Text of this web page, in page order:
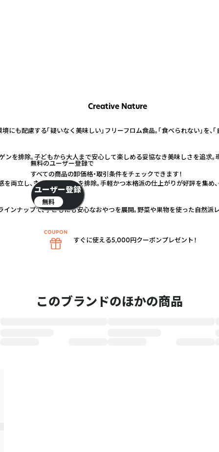
Creative Nature
も配慮する「疑いなく美味しい」フリーフロム食品。「食べられない」を、「
を排除。子どもから大人まで安心して楽しめる妥協なき美味しさを追求
両立し、主要アレルゲンを排除。手軽かつ本格派の仕上がりが好評を集め
ンナップで、子どもにも安心なおやつを展開。野菜や果物を使った自然派
このブランドのほかの商品
無料のユーザー登録で
すべての商品の卸価格・取引条件をチェックできます！
ユーザー登録
無料
すぐに使える5,000円クーポンプレゼント！